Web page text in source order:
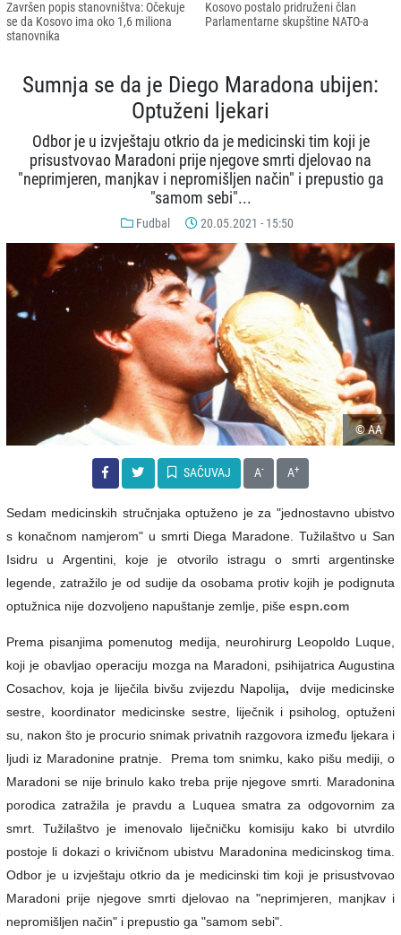
Završen popis stanovništva: Očekuje
se da Kosovo ima oko 1,6 miliona
stanovnika
Kosovo postalo pridruženi član
Parlamentarne skupštine NATO-a
Sumnja se da je Diego Maradona ubijen:
Optuženi ljekari
Odbor je u izvještaju otkrio da je medicinski tim koji je
prisustvovao Maradoni prije njegove smrti djelovao na
"neprimjeren, manjkav i nepromišljen način" i prepustio ga
"samom sebi"...
Fudbal 20.05.2021 - 15:50
© AA
SAČUVAJ A- A+
Sedam medicinskih stručnjaka optuženo je za "jednostavno ubistvo
s konačnom namjerom" u smrti Diega Maradone. Tužilaštvo u San
Isidru u Argentini, koje je otvorilo istragu o smrti argentinske
legende, zatražilo je od sudije da osobama protiv kojih je podignuta
optužnica nije dozvoljeno napuštanje zemlje, piše espn.com
Prema pisanjima pomenutog medija, neurohirurg Leopoldo Luque,
koji je obavljao operaciju mozga na Maradoni, psihijatrica Augustina
Cosachov, koja je liječila bivšu zvijezdu Napolija,
dvije medicinske
sestre, koordinator medicinske sestre, liječnik i psiholog, optuženi
su, nakon što je procurio snimak privatnih razgovora između ljekara i
ljudi iz Maradonine pratnje. Prema tom snimku, kako pišu mediji, o
Maradoni se nije brinulo kako treba prije njegove smrti.
Maradonina
porodica zatražila je pravdu a Luquea smatra za odgovornim za
smrt. Tužilaštvo je imenovalo liječničku komisiju kako bi utvrdilo
postoje li dokazi o krivičnom ubistvu Maradonina medicinskog tima.
Odbor je u izvještaju otkrio da je medicinski tim koji je prisustvovao
Maradoni prije njegove smrti djelovao na "neprimjeren, manjkav i
nepromišljen način" i prepustio ga "samom sebi".